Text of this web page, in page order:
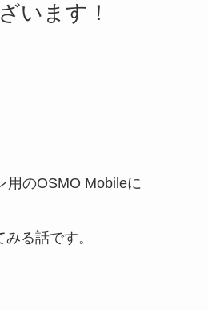
います！
用のOSMO Mobileに
る話です。